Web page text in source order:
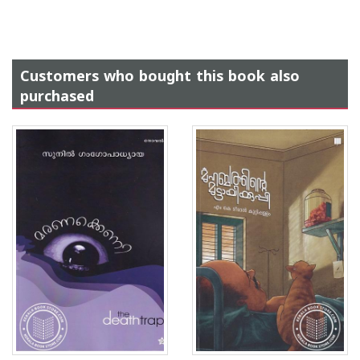
Customers who bought this book also
purchased